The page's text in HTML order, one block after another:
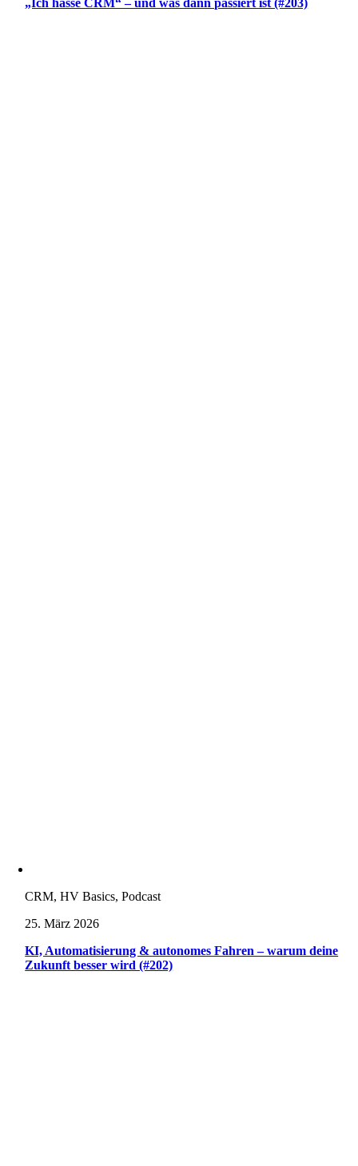
„Ich hasse CRM“ – und was dann passiert ist (#203)
CRM, HV Basics, Podcast
25. März 2026
KI, Automatisierung & autonomes Fahren – warum deine
Zukunft besser wird (#202)